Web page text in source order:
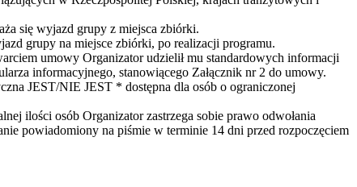
się wyjazd grupy z miejsca zbiórki.
grupy na miejsce zbiórki, po realizacji programu.
umowy Organizator udzielił mu standardowych informacji
informacyjnego, stanowiącego Załącznik nr 2 do umowy.
JEST/NIE JEST * dostępna dla osób o ograniczonej
ilości osób Organizator zastrzega sobie prawo odwołania
powiadomiony na piśmie w terminie 14 dni przed rozpoczęciem